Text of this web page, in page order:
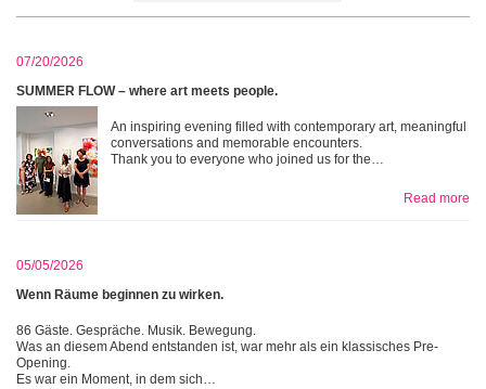
07/20/2026
SUMMER FLOW – where art meets people.
An inspiring evening filled with contemporary art, meaningful
conversations and memorable encounters.
Thank you to everyone who joined us for the…
Read more
05/05/2026
Wenn Räume beginnen zu wirken.
86 Gäste. Gespräche. Musik. Bewegung.
Was an diesem Abend entstanden ist, war mehr als ein klassisches Pre-
Opening.
Es war ein Moment, in dem sich…